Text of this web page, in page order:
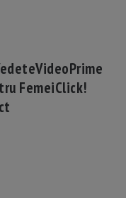
VideoPrime
FemeiClick!